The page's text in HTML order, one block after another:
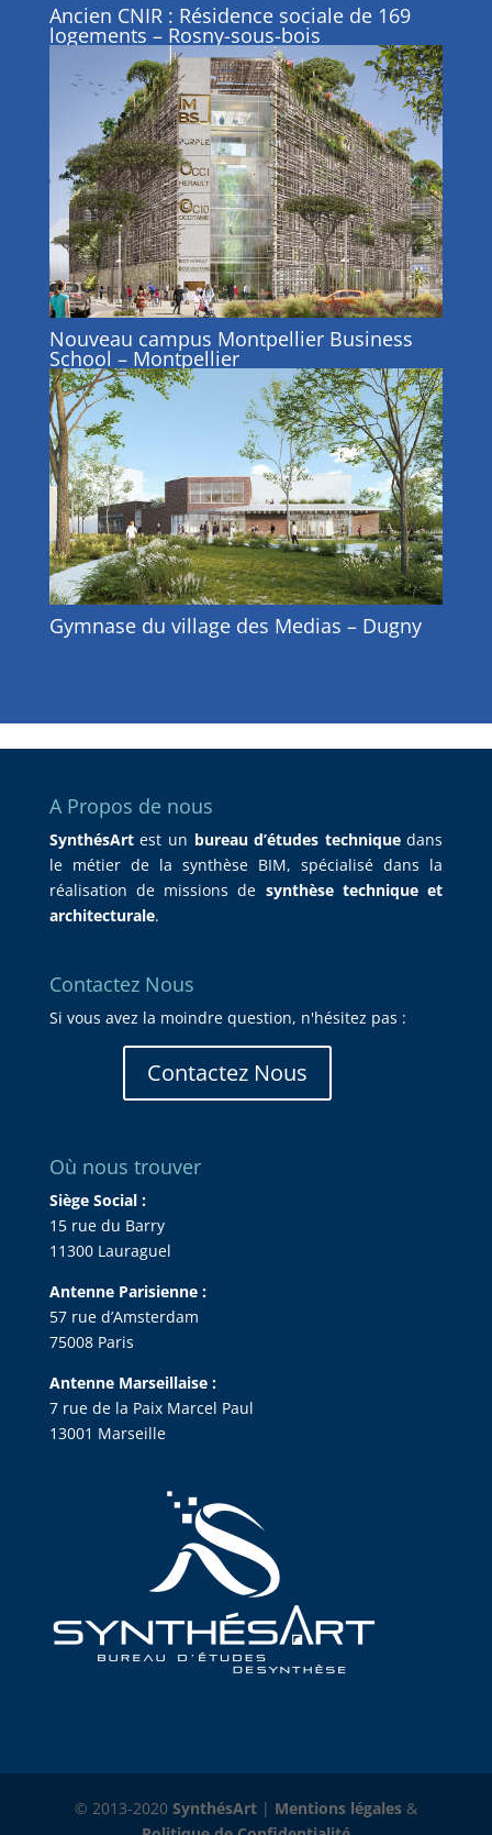
Ancien CNIR : Résidence sociale de 169
logements – Rosny-sous-bois
Nouveau campus Montpellier Business
School – Montpellier
Gymnase du village des Medias – Dugny
A Propos de nous
SynthésArtest un bureau d’études techniquedans
le métier de la synthèse BIM, spécialisé dans la
réalisation de missions de synthèse technique et
architecturale.
Contactez Nous
Si vous avez la moindre question, n'hésitez pas :
Contactez Nous
Où nous trouver
Siège Social :
15 rue du Barry
11300 Lauraguel
Antenne Parisienne :
57 rue d’Amsterdam
75008 Paris
Antenne Marseillaise :
7 rue de la Paix Marcel Paul
13001 Marseille
© 2013-2020 SynthésArt| Mentions légales&